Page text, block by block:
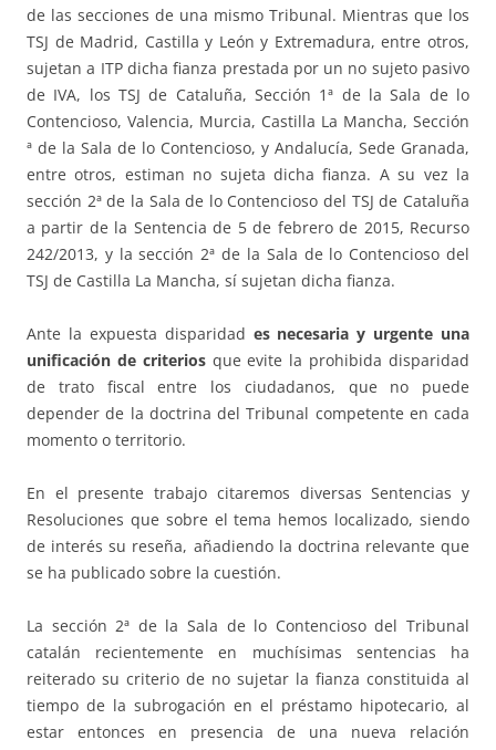
de las secciones de una mismo Tribunal. Mientras que los
TSJ de Madrid, Castilla y León y Extremadura, entre otros,
sujetan a ITP dicha fianza prestada por un no sujeto pasivo
de IVA, los TSJ de Cataluña, Sección 1ª de la Sala de lo
Contencioso, Valencia, Murcia, Castilla La Mancha, Sección
ª de la Sala de lo Contencioso, y Andalucía, Sede Granada,
entre otros, estiman no sujeta dicha fianza. A su vez la
sección 2ª de la Sala de lo Contencioso del TSJ de Cataluña
a partir de la Sentencia de 5 de febrero de 2015, Recurso
242/2013, y la sección 2ª de la Sala de lo Contencioso del
TSJ de Castilla La Mancha, sí sujetan dicha fianza.
Ante la expuesta disparidad es necesaria y urgente una
unificación de criteriosque evite la prohibida disparidad
de trato fiscal entre los ciudadanos, que no puede
depender de la doctrina del Tribunal competente en cada
momento o territorio.
En el presente trabajo citaremos diversas Sentencias y
Resoluciones que sobre el tema hemos localizado, siendo
de interés su reseña, añadiendo la doctrina relevante que
se ha publicado sobre la cuestión.
La sección 2ª de la Sala de lo Contencioso del Tribunal
catalán recientemente en muchísimas sentencias ha
reiterado su criterio de no sujetar la fianza constituida al
tiempo de la subrogación en el préstamo hipotecario, al
estar entonces en presencia de una nueva relación